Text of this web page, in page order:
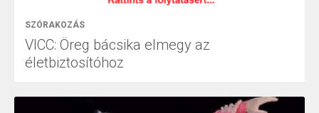
SZÓRAKOZÁS
VICC: Öreg bácsika elmegy az
életbiztosítóhoz